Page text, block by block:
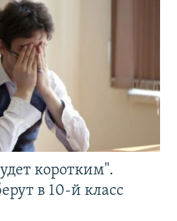
коротким".
в 10-й класс